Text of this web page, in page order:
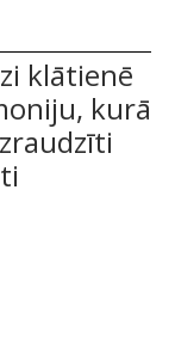
klātienē
kurā